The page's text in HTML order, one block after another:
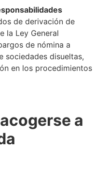
de derivación de
la Ley General
de nómina a
sociedades disueltas,
en los procedimientos
a